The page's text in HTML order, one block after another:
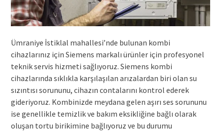
Ümraniye İstiklal mahallesi’nde bulunan kombi
cihazlarınız için Siemens markalı ürünler için profesyonel
teknik servis hizmeti sağlıyoruz. Siemens kombi
cihazlarında sıklıkla karşılaşılan arızalardan biri olan su
sızıntısı sorununu, cihazın contalarını kontrol ederek
gideriyoruz. Kombinizde meydana gelen aşırı ses sorununu
ise genellikle temizlik ve bakım eksikliğine bağlı olarak
oluşan tortu birikimine bağlıyoruz ve bu durumu